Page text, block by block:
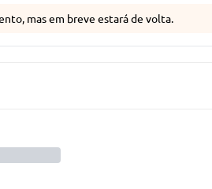
mas em breve estará de volta.